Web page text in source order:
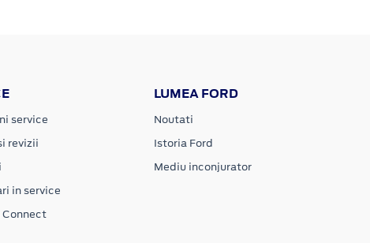
service
revizii
in service
Connect
LUMEA FORD
Noutati
Istoria Ford
Mediu inconjurator